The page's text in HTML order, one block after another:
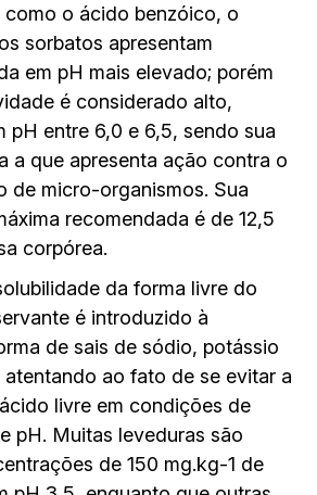
como o ácido benzóico, o
sorbatos apresentam
em pH mais elevado; porém
é considerado alto,
pH entre 6,0 e 6,5, sendo sua
a que apresenta ação contra o
de micro-organismos. Sua
recomendada é de 12,5
corpórea.
da forma livre do
é introduzido à
de sais de sódio, potássio
atentando ao fato de se evitar a
livre em condições de
pH. Muitas leveduras são
de 150 mg.kg-1 de